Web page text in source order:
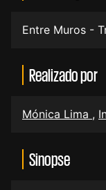
Entre Muros -
Realizado por
Mónica Lima ,
Sinopse